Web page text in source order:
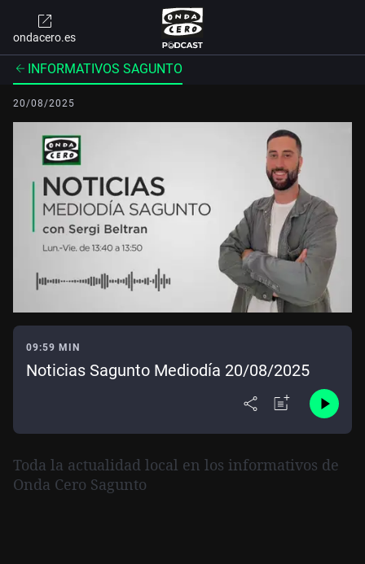
ondacero.es
INFORMATIVOS SAGUNTO
20/08/2025
09:59 MIN
Noticias Sagunto Mediodía 20/08/2025
Toda la actualidad local en los informativos de
Onda Cero Sagunto